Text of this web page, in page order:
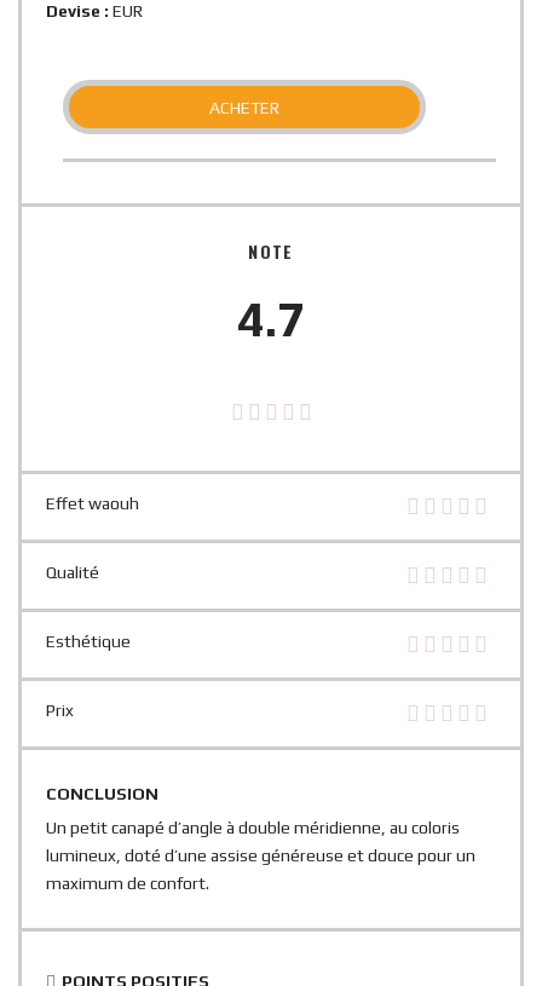
Devise : EUR
ACHETER
NOTE
4.7
Effet waouh
Qualité
Esthétique
Prix
CONCLUSION
Un petit canapé d’angle à double méridienne, au coloris
lumineux, doté d’une assise généreuse et douce pour un
maximum de confort.
POINTS POSITIFS